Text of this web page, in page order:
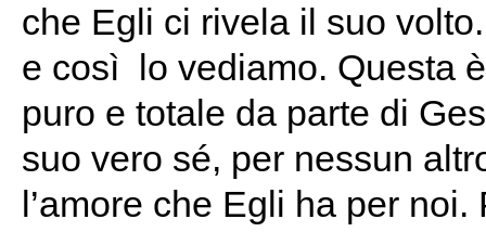
che Egli ci rivela il suo
e così lo vediamo. Questa
puro e totale da parte di
suo vero sé, per nessun
l’amore che Egli ha per